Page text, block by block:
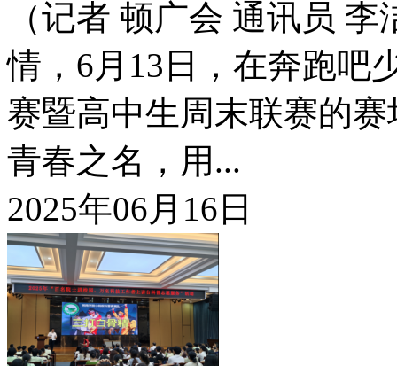
（记者 顿广会 通讯员
情，6月13日，在奔跑吧
赛暨高中生周末联赛的
青春之名，用...
2025年06月16日